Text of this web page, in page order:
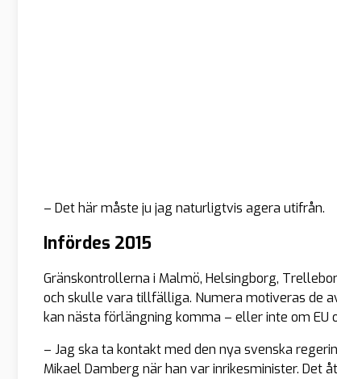
– Det här måste ju jag naturligtvis agera utifrån.
Infördes 2015
Gränskontrollerna i Malmö, Helsingborg,
och skulle vara tillfälliga. Numera motiveras de
kan nästa förlängning komma – eller inte om EU
– Jag ska ta kontakt med den nya svenska
Mikael Damberg när han var inrikesminister. Det